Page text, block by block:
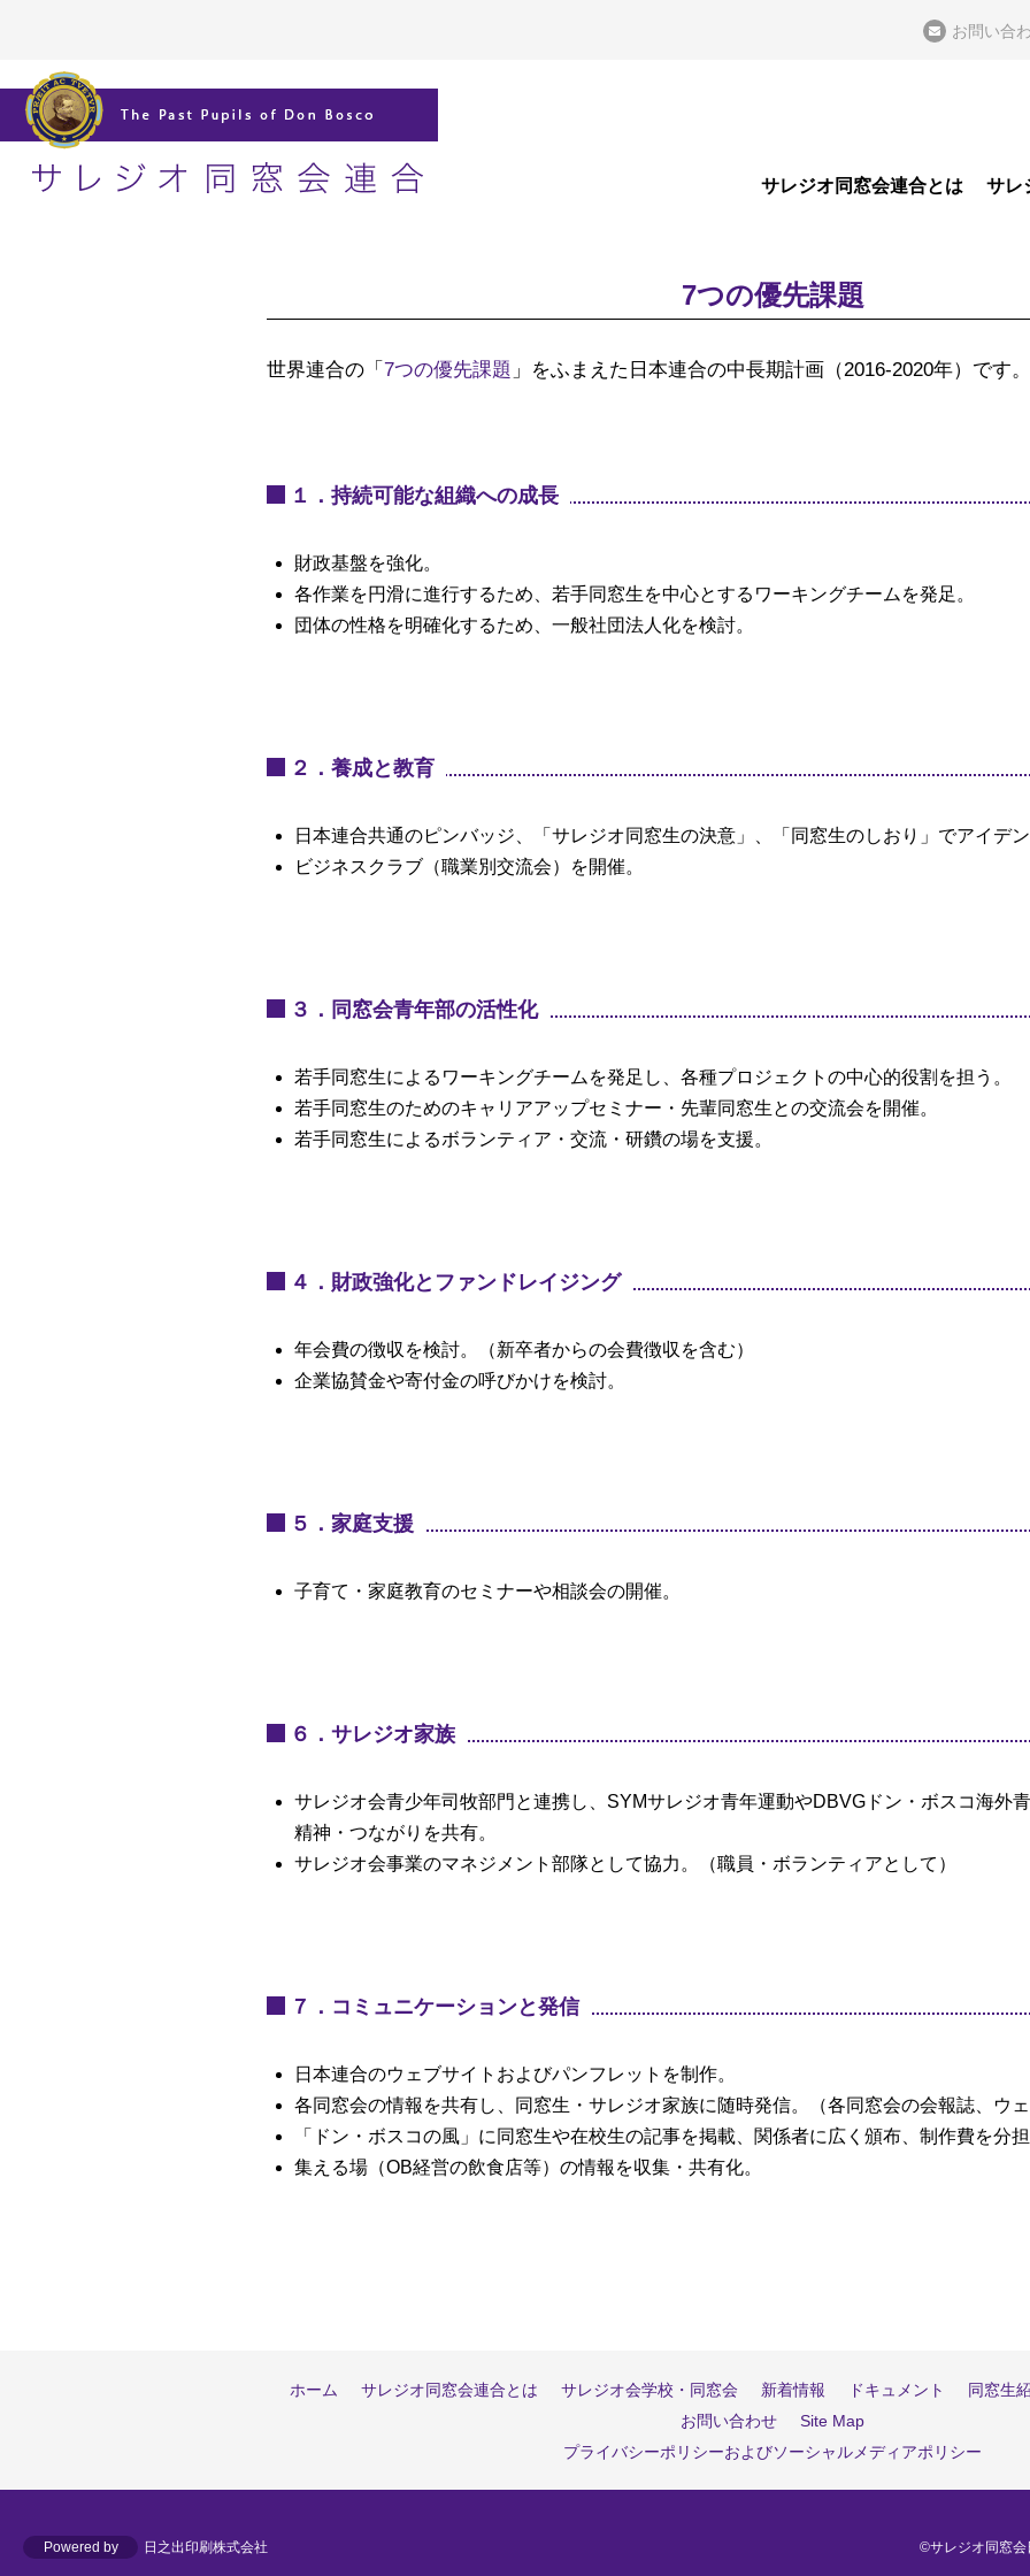
お問い合
サレジオ同窓会連合とは サレ
7つの優先課題
世界連合の「 7つの優先課題 」をふまえた日本連合の中長期計画（2016-2020年）です。
１．持続可能な組織への成長
財政基盤を強化。
各作業を円滑に進行するため、若手同窓生を中心とするワーキングチームを発足。
団体の性格を明確化するため、一般社団法人化を検討。
２．養成と教育
日本連合共通のピンバッジ、「サレジオ同窓生の決意」、「同窓生のしおり」でアイデ
ビジネスクラブ（職業別交流会）を開催。
３．同窓会青年部の活性化
若手同窓生によるワーキングチームを発足し、各種プロジェクトの中心的役割を担う。
若手同窓生のためのキャリアアップセミナー・先輩同窓生との交流会を開催。
若手同窓生によるボランティア・交流・研鑽の場を支援。
４．財政強化とファンドレイジング
年会費の徴収を検討。（新卒者からの会費徴収を含む）
企業協賛金や寄付金の呼びかけを検討。
５．家庭支援
子育て・家庭教育のセミナーや相談会の開催。
６．サレジオ家族
サレジオ会青少年司牧部門と連携し、SYMサレジオ青年運動やDBVGドン・ボスコ海外
精神・つながりを共有。
サレジオ会事業のマネジメント部隊として協力。（職員・ボランティアとして）
７．コミュニケーションと発信
日本連合のウェブサイトおよびパンフレットを制作。
各同窓会の情報を共有し、同窓生・サレジオ家族に随時発信。（各同窓会の会報誌、ウ
「ドン・ボスコの風」に同窓生や在校生の記事を掲載、関係者に広く頒布、制作費を分担
集える場（OB経営の飲食店等）の情報を収集・共有化。
ホーム サレジオ同窓会連合とは サレジオ会学校・同窓会 新着情報 ドキュメント 同窓生
お問い合わせ
Site Map
プライバシーポリシーおよびソーシャルメディアポリシー
Powered by 日之出印刷株式会社
©サレジオ同窓会